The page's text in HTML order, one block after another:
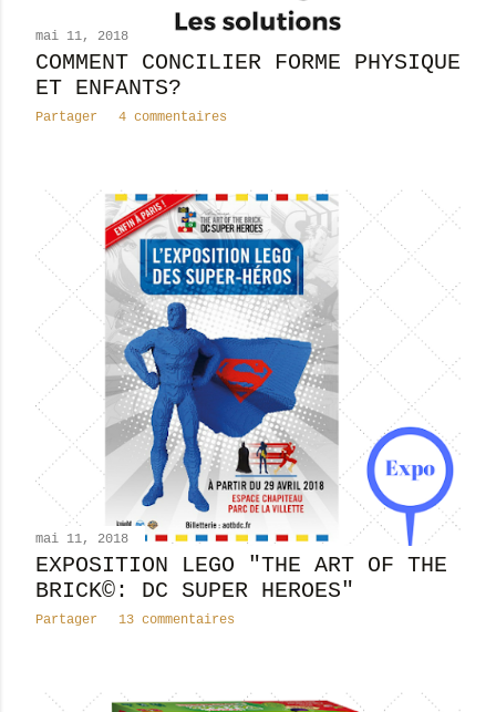
mai 11, 2018
COMMENT CONCILIER FORME PHYSIQUE
ET ENFANTS?
Partager 4 commentaires
mai 11, 2018
EXPOSITION LEGO "THE ART OF THE
BRICK©: DC SUPER HEROES"
Partager 13 commentaires